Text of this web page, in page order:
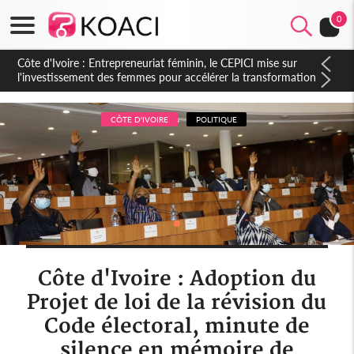
0
Côte d'Ivoire : Indépendance, le sous-préfet de Lobakuya
(Sassandra) relève des avancées importantes dans sa
circonscription
CÔTE D'IVOIRE POLITIQUE
Côte d'Ivoire : Adoption du
Projet de loi de la révision du
Code électoral, minute de